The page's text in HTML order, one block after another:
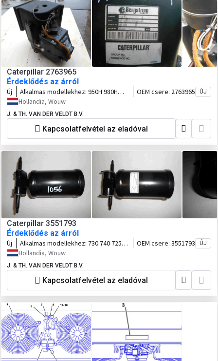
Caterpillar 2763965
Érdeklődés az árról
Új Alkalmas modellekhez: 950H 980H
962H 972H 966H 986H IT62G 950GII
OEM csere: 2763965 ÚJ
Hollandia, Wouw
J. & TH. VAN DER VELDT B.V.
Kapcsolatfelvétel az eladóval
Caterpillar 3551793
Érdeklődés az árról
Új Alkalmas modellekhez: 730 740 725
735 745 740GC
OEM csere: 3551793 ÚJ
Hollandia, Wouw
J. & TH. VAN DER VELDT B.V.
Kapcsolatfelvétel az eladóval